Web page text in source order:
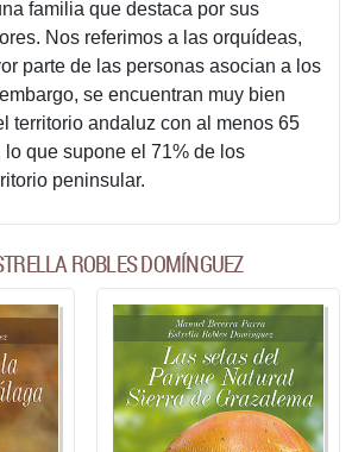
familia que destaca por sus
Nos referimos a las orquídeas,
parte de las personas asocian a los
se encuentran muy bien
territorio andaluz con al menos 65
lo que supone el 71% de los
peninsular.
ROBLES DOMÍNGUEZ